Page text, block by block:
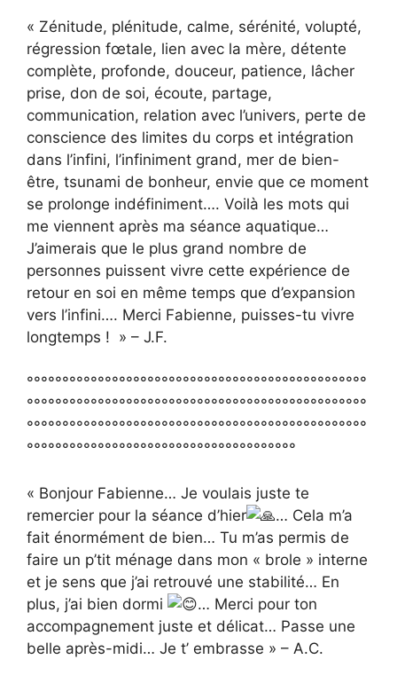
« Zénitude, plénitude, calme, sérénité, volupté,
régression fœtale, lien avec la mère, détente
complète, profonde, douceur, patience, lâcher
prise, don de soi, écoute, partage,
communication, relation avec l’univers, perte de
conscience des limites du corps et intégration
dans l’infini, l’infiniment grand, mer de bien-
être, tsunami de bonheur, envie que ce moment
se prolonge indéfiniment…. Voilà les mots qui
me viennent après ma séance aquatique…
J’aimerais que le plus grand nombre de
personnes puissent vivre cette expérience de
retour en soi en même temps que d’expansion
vers l’infini…. Merci Fabienne, puisses-tu vivre
longtemps ! » – J.F.
°°°°°°°°°°°°°°°°°°°°°°°°°°°°°°°°°°°°°°°°°°°°°°°°
°°°°°°°°°°°°°°°°°°°°°°°°°°°°°°°°°°°°°°°°°°°°°°°°
°°°°°°°°°°°°°°°°°°°°°°°°°°°°°°°°°°°°°°°°°°°°°°°°
°°°°°°°°°°°°°°°°°°°°°°°°°°°°°°°°°°°°°°
« Bonjour Fabienne… Je voulais juste te
remercier pour la séance d’hier
… Cela m’a
fait énormément de bien… Tu m’as permis de
faire un p’tit ménage dans mon « brole » interne
et je sens que j’ai retrouvé une stabilité… En
plus, j’ai bien dormi
… Merci pour ton
accompagnement juste et délicat… Passe une
belle après-midi… Je t’ embrasse » – A.C.